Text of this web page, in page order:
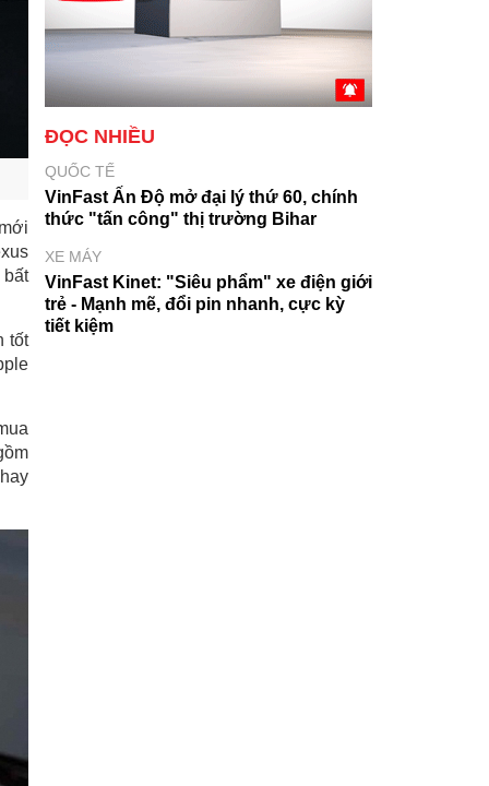
tốt
ĐỌC NHIỀU
QUỐC TẾ
VinFast Ấn Độ mở đại lý thứ 60, chính
thức "tấn công" thị trường Bihar
XE MÁY
VinFast Kinet: "Siêu phẩm" xe điện giới
trẻ - Mạnh mẽ, đổi pin nhanh, cực kỳ
tiết kiệm